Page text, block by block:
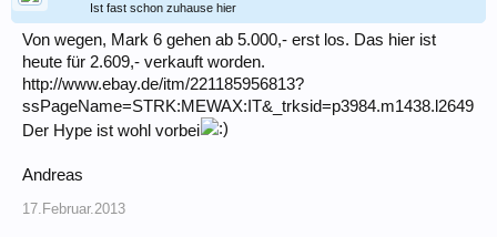
Ist fast schon zuhause hier
Von wegen, Mark 6 gehen ab 5.000,- erst los. Das hier ist
heute für 2.609,- verkauft worden.
http://www.ebay.de/itm/221185956813?
ssPageName=STRK:MEWAX:IT&_trksid=p3984.m1438.l2649
Der Hype ist wohl vorbei
Andreas
17.Februar.2013